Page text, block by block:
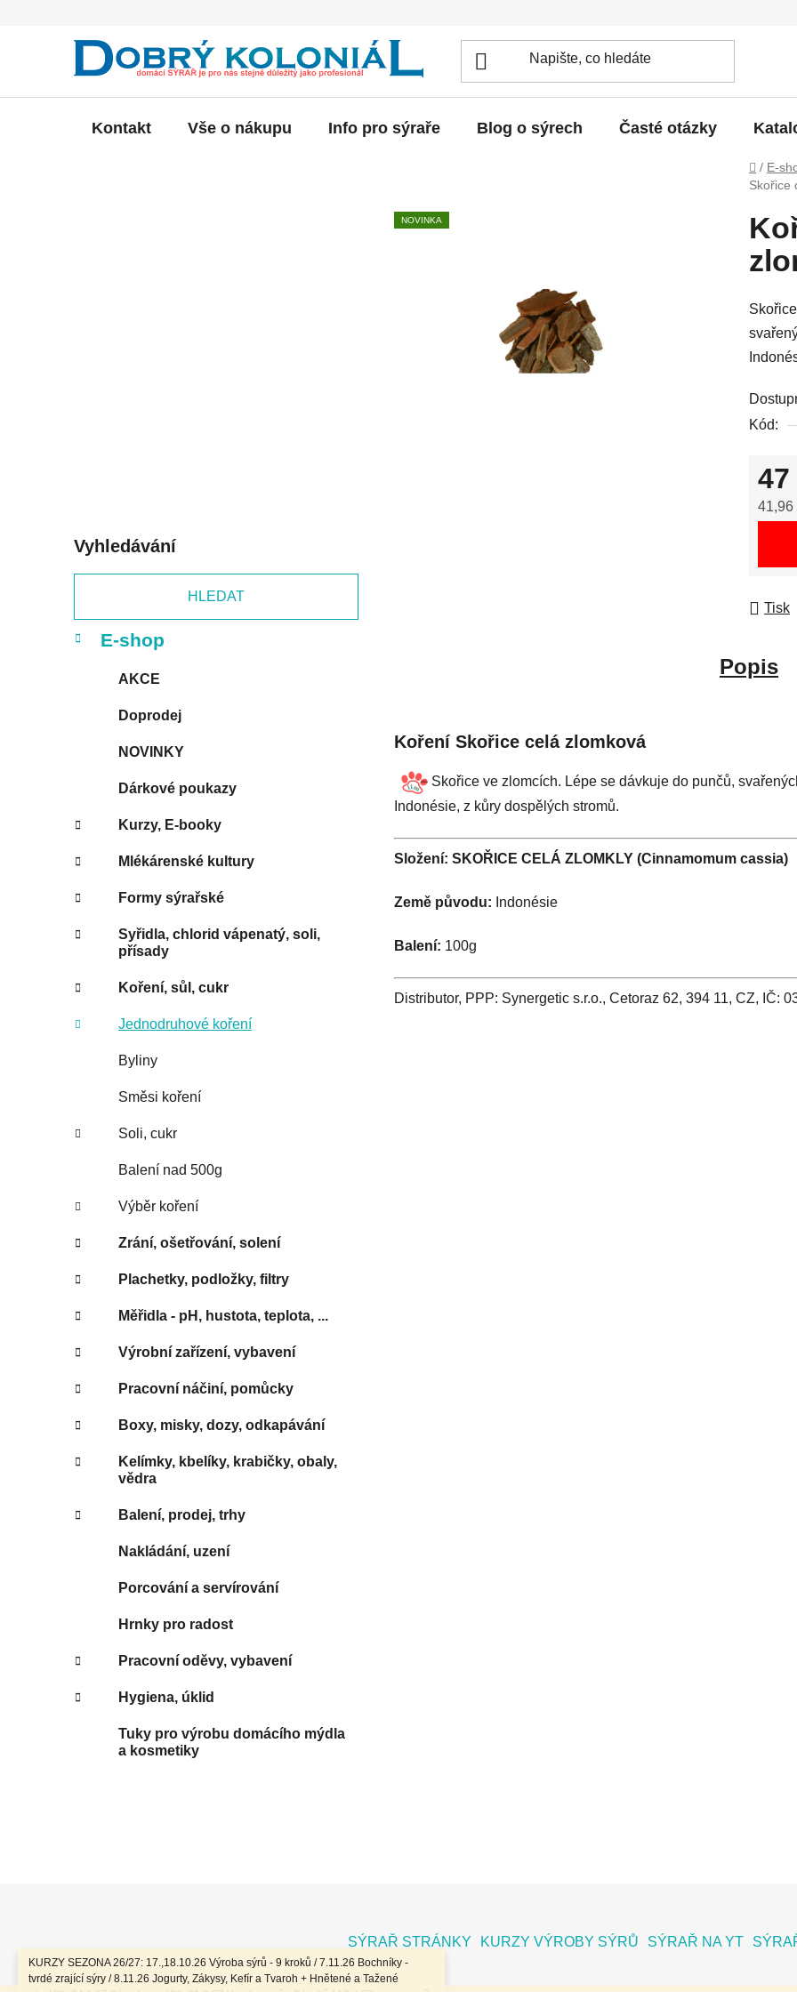
KURZY SEZONA 26/27: 17.,18.10.26 Výroba sýrů - 9 kroků / 7.11.26 Bochníky -
tvrdé zrající sýry / 8.11.26 Jogurty, Zákysy, Kefír a Tvaroh + Hnětené a Tažené
Kontakt Vše o nákupu Info pro sýraře Blog o sýrech Časté otázky
Domů
/ E-
Skořice
Vyhledávání
HLEDAT
kategorie
K
a
E-shop
AKCE
Doprodej
NOVINKY
Dárkové poukazy
Kurzy, E-booky
Mlékárenské kultury
Formy sýrařské
Syřidla, chlorid vápenatý, soli,
přísady
Koření, sůl, cukr
Jednodruhové koření
Byliny
Směsi koření
Soli, cukr
Balení nad 500g
Výběr koření
Zrání, ošetřování, solení
Plachetky, podložky, filtry
Měřidla - pH, hustota, teplota, ...
Výrobní zařízení, vybavení
Pracovní náčiní, pomůcky
Boxy, misky, dozy, odkapávání
Kelímky, kbelíky, krabičky, obaly,
vědra
Balení, prodej, trhy
Nakládání, uzení
Porcování a servírování
Hrnky pro radost
Pracovní oděvy, vybavení
Hygiena, úklid
Tuky pro výrobu domácího mýdla
a kosmetiky
Kód:
41,96
Tisk
NOVINKA
Popis
Koření Skořice celá zlomková
Skořice ve zlomcích. Lépe se dávkuje do punčů,
Indonésie, z kůry dospělých stromů.
Složení: SKOŘICE CELÁ ZLOMKLY (Cinnamomum cassia)
Země původu: Indonésie
Balení: 100g
Distributor, PPP: Synergetic s.r.o., Cetoraz 62, 394 11, CZ, IČ:
a
SÝRAŘ STRÁNKY KURZY VÝROBY SÝRŮ SÝRAŘ NA YT